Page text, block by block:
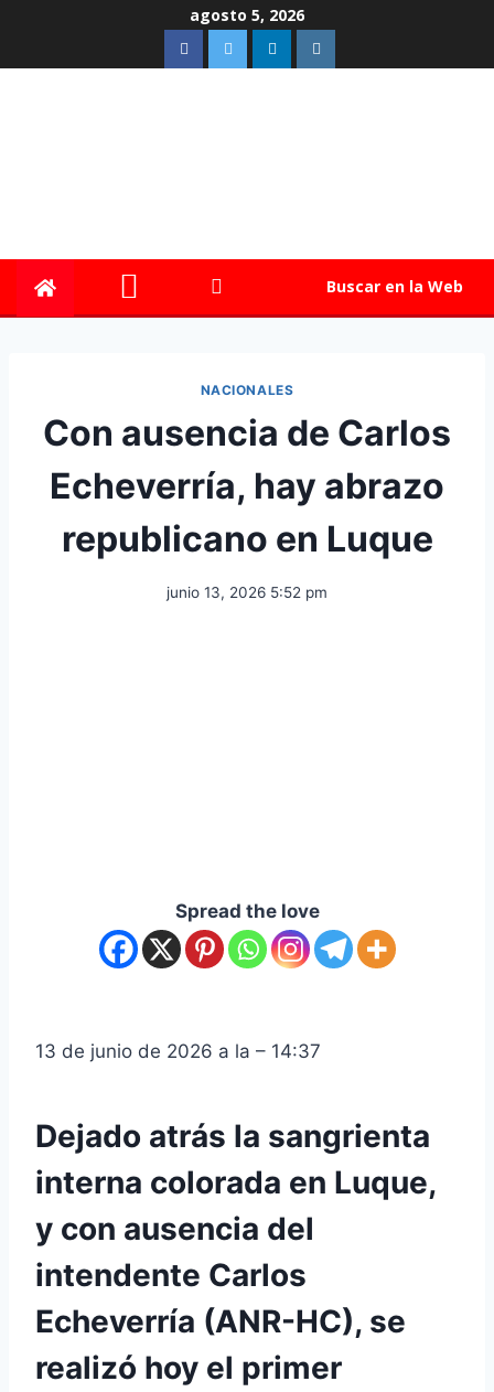
agosto 5, 2026
Buscar en la Web
NACIONALES
Con ausencia de Carlos
Echeverría, hay abrazo
republicano en Luque
junio 13, 2026 5:52 pm
Spread the love
13 de junio de 2026 a la – 14:37
Dejado atrás la sangrienta
interna colorada en Luque,
y con ausencia del
intendente Carlos
Echeverría (ANR-HC), se
realizó hoy el primer